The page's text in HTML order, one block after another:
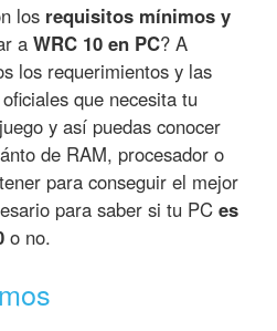
los requisitos mínimos y
aWRC 10 en PC? A
los requerimientos y las
que necesita tu
y así puedas conocer
de RAM, procesador o
para conseguir el mejor
para saber si tu PCes
o no.